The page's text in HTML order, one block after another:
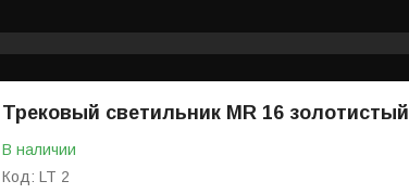
Трековый светильник MR 16 золотистый
В наличии
Код: LT 2